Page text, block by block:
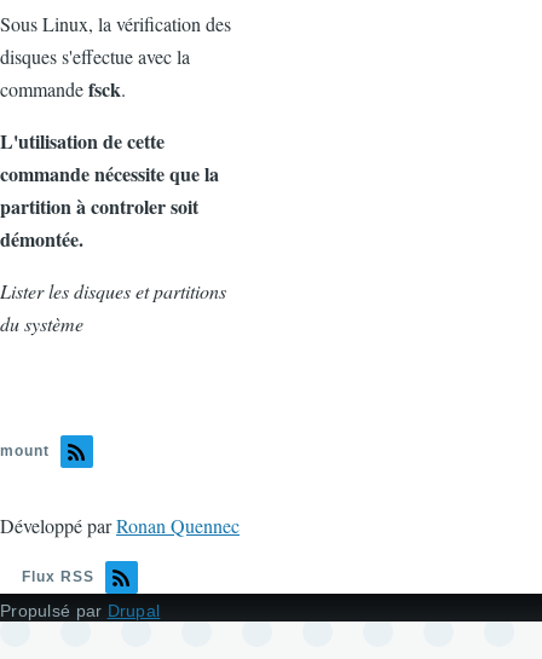
Sous Linux, la vérification des
disques s'effectue avec la
commandefsck.
L'utilisation de cette
commande nécessite que la
partition à controler soit
démontée.
Lister les disques et partitions
du système
mount
Développé parRonan Quennec
Flux RSS
Propulsé par Drupal